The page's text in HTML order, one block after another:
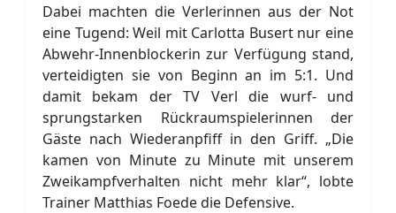
Dabei machten die Verlerinnen aus der Not
eine Tugend: Weil mit Carlotta Busert nur eine
Abwehr-Innenblockerin zur Verfügung stand,
verteidigten sie von Beginn an im 5:1. Und
damit bekam der TV Verl die wurf- und
sprungstarken Rückraumspielerinnen der
Gäste nach Wiederanpfiff in den Griff. „Die
kamen von Minute zu Minute mit unserem
Zweikampfverhalten nicht mehr klar“, lobte
Trainer Matthias Foede die Defensive.